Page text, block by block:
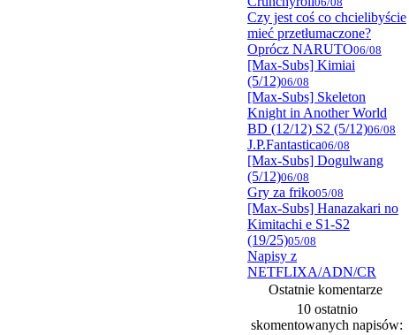
Czy jest coś co chcielibyście
mieć przetłumaczone?
Oprócz NARUTO06/08
[Max-Subs] Kimiai
(5/12)06/08
[Max-Subs] Skeleton
Knight in Another World
BD (12/12) S2 (5/12)06/08
J.P.Fantastica06/08
[Max-Subs] Dogulwang
(5/12)06/08
Gry za friko05/08
[Max-Subs] Hanazakari no
Kimitachi e S1-S2
(19/25)05/08
Napisy z
NETFLIXA/ADN/CR
Ostatnie komentarze
10 ostatnio
skomentowanych napisów: